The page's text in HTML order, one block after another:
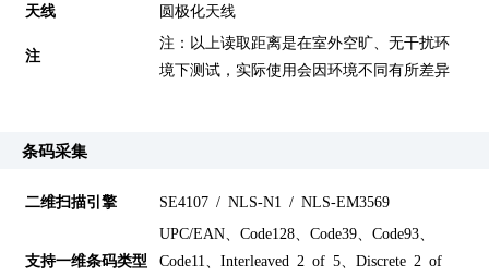
天线 圆极化天线
注
注：以上读取距离是在室外空旷、无干扰环
境下测试，实际使用会因环境不同有所差异
条码采集
二维扫描引擎 SE4107 / NLS-N1 / NLS-EM3569
支持一维条码类型
UPC/EAN、Code128、Code39、Code93、
Code11、Interleaved 2 of 5、Discrete 2 of